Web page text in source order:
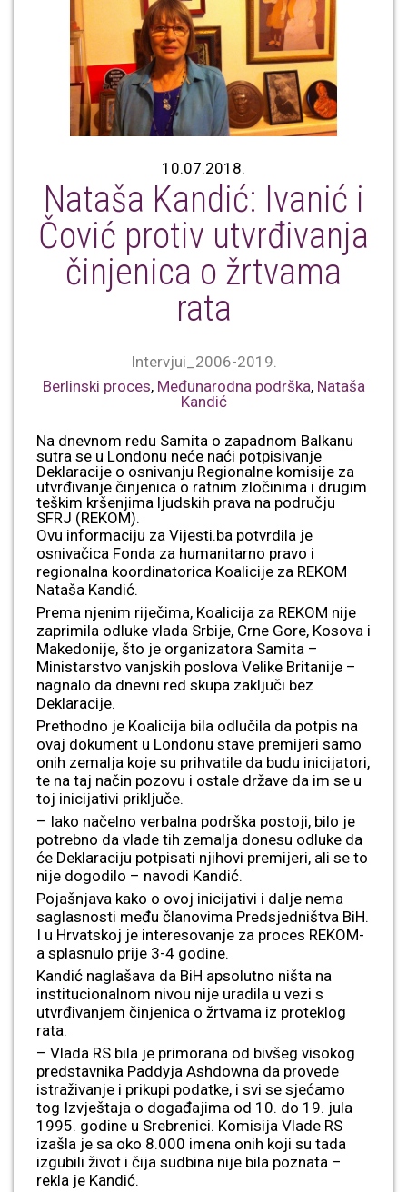
10.07.2018.
Nataša Kandić: Ivanić i
Čović protiv utvrđivanja
činjenica o žrtvama
rata
Intervjui_2006-2019.
Berlinski proces, Međunarodna podrška, Nataša
Kandić
Na dnevnom redu Samita o zapadnom Balkanu
sutra se u Londonu neće naći potpisivanje
Deklaracije o osnivanju Regionalne komisije za
utvrđivanje činjenica o ratnim zločinima i drugim
teškim kršenjima ljudskih prava na području
SFRJ (REKOM).
Ovu informaciju za Vijesti.ba potvrdila je
osnivačica Fonda za humanitarno pravo i
regionalna koordinatorica Koalicije za REKOM
Nataša Kandić.
Prema njenim riječima, Koalicija za REKOM nije
zaprimila odluke vlada Srbije, Crne Gore, Kosova i
Makedonije, što je organizatora Samita –
Ministarstvo vanjskih poslova Velike Britanije –
nagnalo da dnevni red skupa zaključi bez
Deklaracije.
Prethodno je Koalicija bila odlučila da potpis na
ovaj dokument u Londonu stave premijeri samo
onih zemalja koje su prihvatile da budu inicijatori,
te na taj način pozovu i ostale države da im se u
toj inicijativi priključe.
– Iako načelno verbalna podrška postoji, bilo je
potrebno da vlade tih zemalja donesu odluke da
će Deklaraciju potpisati njihovi premijeri, ali se to
nije dogodilo – navodi Kandić.
Pojašnjava kako o ovoj inicijativi i dalje nema
saglasnosti među članovima Predsjedništva BiH.
I u Hrvatskoj je interesovanje za proces REKOM-
a splasnulo prije 3-4 godine.
Kandić naglašava da BiH apsolutno ništa na
institucionalnom nivou nije uradila u vezi s
utvrđivanjem činjenica o žrtvama iz proteklog
rata.
– Vlada RS bila je primorana od bivšeg visokog
predstavnika Paddyja Ashdowna da provede
istraživanje i prikupi podatke, i svi se sjećamo
tog Izvještaja o događajima od 10. do 19. jula
1995. godine u Srebrenici. Komisija Vlade RS
izašla je sa oko 8.000 imena onih koji su tada
izgubili život i čija sudbina nije bila poznata –
rekla je Kandić.